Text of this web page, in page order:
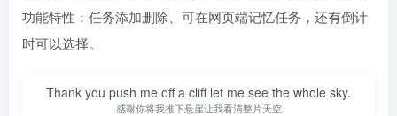
功能特性：任务添加删除、可在网页端记忆任务，还有倒计
时可以选择。
Thank you push me off a cliff let me see the whole sky.
感谢你将我推下悬崖让我看清整片天空